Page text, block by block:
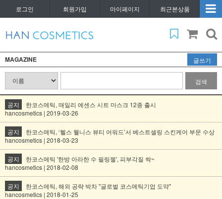
로그인 회원가입 마이페이지 최근본상품
MAGAZINE 글쓰기
검색
공지
한코스메틱, 매일리 에센스 시트 마스크 12종 출시
hancosmetics | 2019-03-26
공지
한코스메틱, ‘헬스 웰니스 뷰티 어워드’서 베스트셀링 스킨케어 부문 수상
hancosmetics | 2018-03-23
공지
한코스메틱 '한방 아라한 수 필링젤', 피부각질 싹~
hancosmetics | 2018-02-08
공지
한코스메틱, 해외 공략 박차 "글로벌 코스메틱기업 도약"
hancosmetics | 2018-01-25